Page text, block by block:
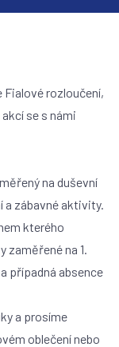
Fialové rozloučení,
se s námi
na duševní
a zábavné aktivity.
kterého
zaměřené na 1.
případná absence
a prosíme
oblečení nebo